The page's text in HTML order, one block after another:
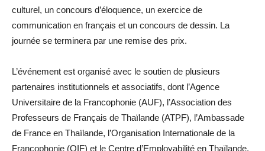
culturel, un concours d’éloquence, un exercice de
communication en français et un concours de dessin. La
journée se terminera par une remise des prix.
L’événement est organisé avec le soutien de plusieurs
partenaires institutionnels et associatifs, dont l’Agence
Universitaire de la Francophonie (AUF), l’Association des
Professeurs de Français de Thaïlande (ATPF), l’Ambassade
de France en Thaïlande, l’Organisation Internationale de la
Francophonie (OIF) et le Centre d’Employabilité en Thaïlande.